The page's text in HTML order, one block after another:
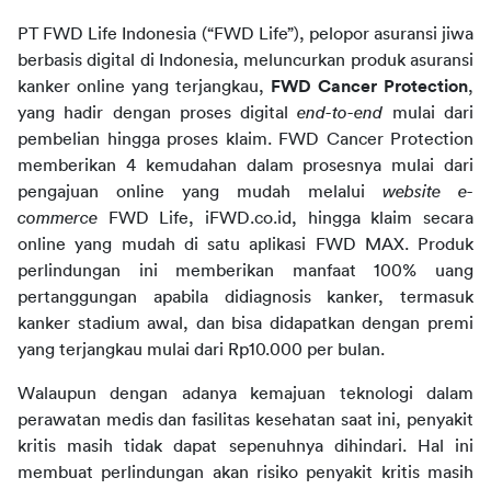
PT FWD Life Indonesia (“FWD Life”), pelopor asuransi jiwa
berbasis digital di Indonesia, meluncurkan produk asuransi
kanker online yang terjangkau,
FWD Cancer Protection,
yang hadir dengan proses digital end-to-end mulai dari
pembelian hingga proses klaim. FWD Cancer Protection
memberikan 4 kemudahan dalam prosesnya mulai dari
pengajuan online yang mudah melalui website
e-
commerce FWD Life, iFWD.co.id, hingga klaim secara
perlindungan ini memberikan manfaat 100% uang
pertanggungan apabila didiagnosis kanker, termasuk
kanker stadium awal, dan bisa didapatkan dengan premi
yang terjangkau mulai dari Rp10.000 per bulan.
Walaupun dengan adanya kemajuan teknologi dalam
perawatan medis dan fasilitas kesehatan saat ini, penyakit
kritis masih tidak dapat sepenuhnya dihindari. Hal ini
membuat perlindungan akan risiko penyakit kritis masih